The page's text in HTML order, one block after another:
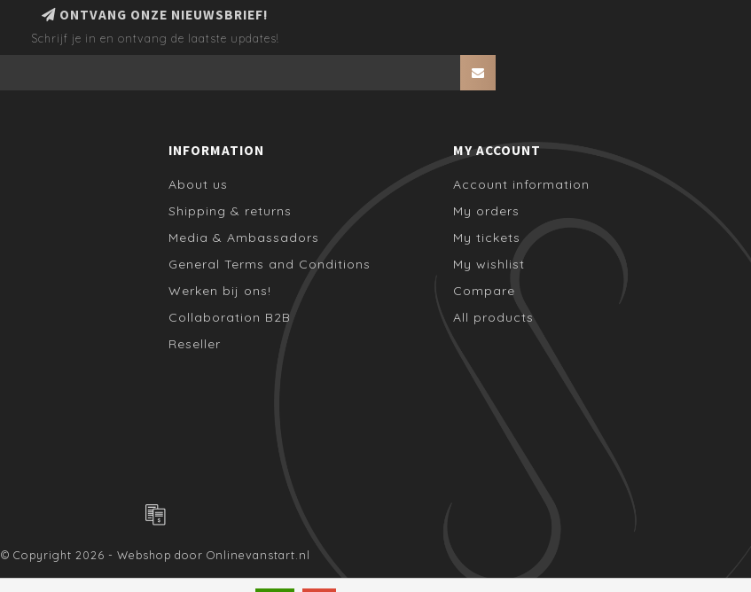
ONTVANG ONZE NIEUWSBRIEF!
Schrijf je in en ontvang de laatste updates!
INFORMATION
About us
Shipping & returns
Media & Ambassadors
General Terms and Conditions
Werken bij ons!
Collaboration B2B
Reseller
MY ACCOUNT
Account information
My orders
My tickets
My wishlist
Compare
All products
© Copyright 2026 - Webshop door Onlinevanstart.nl